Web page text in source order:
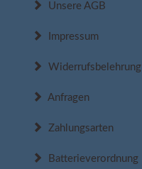
Unsere AGB
Impressum
Widerrufsbelehrung
Anfragen
Zahlungsarten
Batterieverordnung